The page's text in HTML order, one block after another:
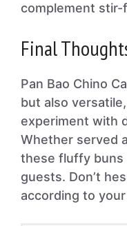
complement stir-
Final
Pan Bao Chino
but also
experiment with
Whether served
these fluffy buns
guests. Don’t
according to